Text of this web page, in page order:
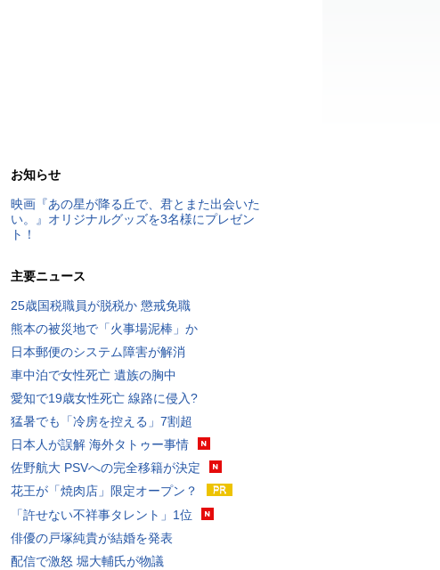
お知らせ
映画『あの星が降る丘で、君とまた出会いた
い。』オリジナルグッズを3名様にプレゼン
ト！
主要ニュース
25歳国税職員が脱税か 懲戒免職
熊本の被災地で「火事場泥棒」か
日本郵便のシステム障害が解消
車中泊で女性死亡 遺族の胸中
愛知で19歳女性死亡 線路に侵入?
猛暑でも「冷房を控える」7割超
日本人が誤解 海外タトゥー事情
佐野航大 PSVへの完全移籍が決定
花王が「焼肉店」限定オープン？
「許せない不祥事タレント」1位
俳優の戸塚純貴が結婚を発表
配信で激怒 堀大輔氏が物議